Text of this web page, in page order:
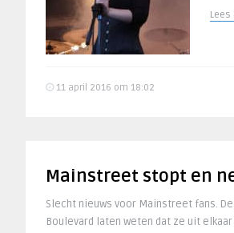
Lees
11 april 2016 om 18:02
Mainstreet stopt en
Slecht nieuws voor Mainstreet fans.
Boulevard laten weten dat ze uit elkaar